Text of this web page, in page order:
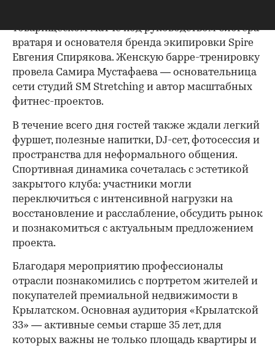
товарищеском матче под руководством блогера-
вратаря и основателя бренда экипировки Spire
Евгения Спирякова. Женскую барре-тренировку
провела Самира Мустафаева — основательница
сети студий SM Stretching и автор масштабных
фитнес-проектов.
В течение всего дня гостей также ждали легкий
фуршет, полезные напитки, DJ-сет, фотосессия и
пространства для неформального общения.
Спортивная динамика сочеталась с эстетикой
закрытого клуба: участники могли
переключиться с интенсивной нагрузки на
восстановление и расслабление, обсудить рынок
и познакомиться с актуальным предложением
проекта.
Благодаря мероприятию профессионалы
отрасли познакомились с портретом жителей и
покупателей премиальной недвижимости в
Крылатском. Основная аудитория «Крылатской
33» — активные семьи старше 35 лет, для
которых важны не только площадь квартиры и